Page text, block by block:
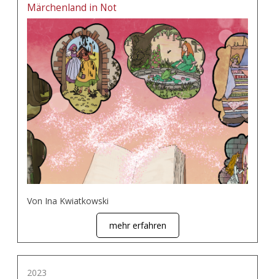
Märchenland in Not
Von Ina Kwiatkowski
mehr erfahren
2023